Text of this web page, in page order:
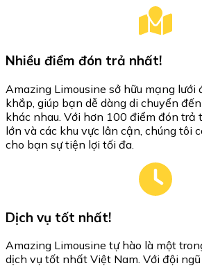
Nhiều điểm đón trả nhất!
Amazing Limousine sở hữu mạng lưới
khắp, giúp bạn dễ dàng di chuyển
khác nhau. Với hơn 100 điểm đón trả
lớn và các khu vực lân cận, chúng tôi
cho bạn sự tiện lợi tối đa.
Dịch vụ tốt nhất!
Amazing Limousine tự hào là một
dịch vụ tốt nhất Việt Nam. Với đội